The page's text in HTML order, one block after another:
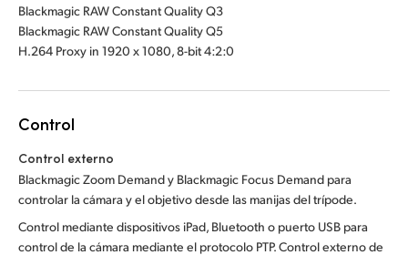
Blackmagic RAW Constant Quality Q3
Blackmagic RAW Constant Quality Q5
H.264 Proxy in 1920 x 1080, 8-bit 4:2:0
Control
Control externo
Blackmagic Zoom Demand y Blackmagic Focus Demand para
controlar la cámara y el objetivo desde las manijas del trípode.
Control mediante dispositivos iPad, Bluetooth o puerto USB para
control de la cámara mediante el protocolo PTP. Control externo de